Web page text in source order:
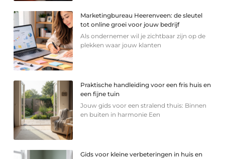
Marketingbureau Heerenveen: de sleutel
tot online groei voor jouw bedrijf
Als ondernemer wil je zichtbaar zijn op de
plekken waar jouw klanten
Praktische handleiding voor een fris huis en
een fijne tuin
Jouw gids voor een stralend thuis: Binnen
en buiten in harmonie Een
Gids voor kleine verbeteringen in huis en